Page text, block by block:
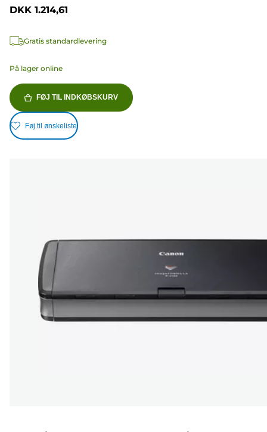
DKK 1.214,61
Gratis standardlevering
På lager online
FØJ TIL INDKØBSKURV
Føj til ønskeliste